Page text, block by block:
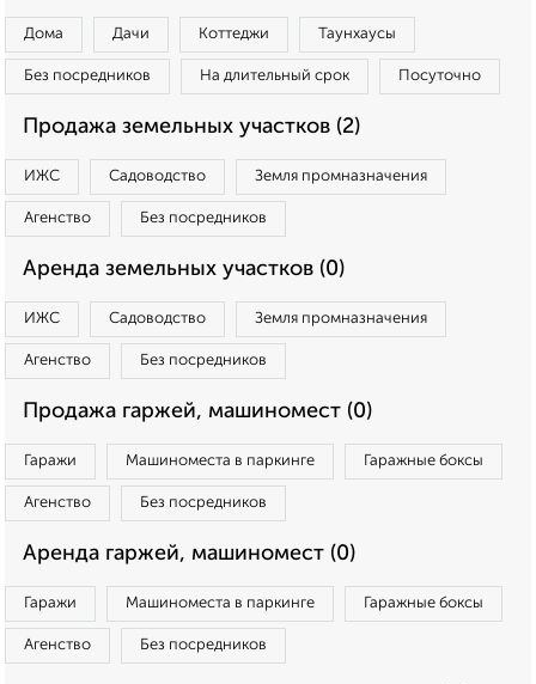
Дома Дачи Коттеджи Таунхаусы
Без посредников На длительный срок Посуточно
Продажа земельных участков (2)
ИЖС Садоводство Земля промназначения
Агенство Без посредников
Аренда земельных участков (0)
ИЖС Садоводство Земля промназначения
Агенство Без посредников
Продажа гаржей, машиномест (0)
Гаражи Машиноместа в паркинге Гаражные боксы
Агенство Без посредников
Аренда гаржей, машиномест (0)
Гаражи Машиноместа в паркинге Гаражные боксы
Агенство Без посредников